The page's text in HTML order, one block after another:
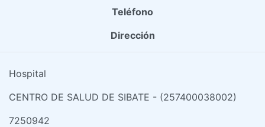
Teléfono
Dirección
Hospital
CENTRO DE SALUD DE SIBATE - (257400038002)
7250942